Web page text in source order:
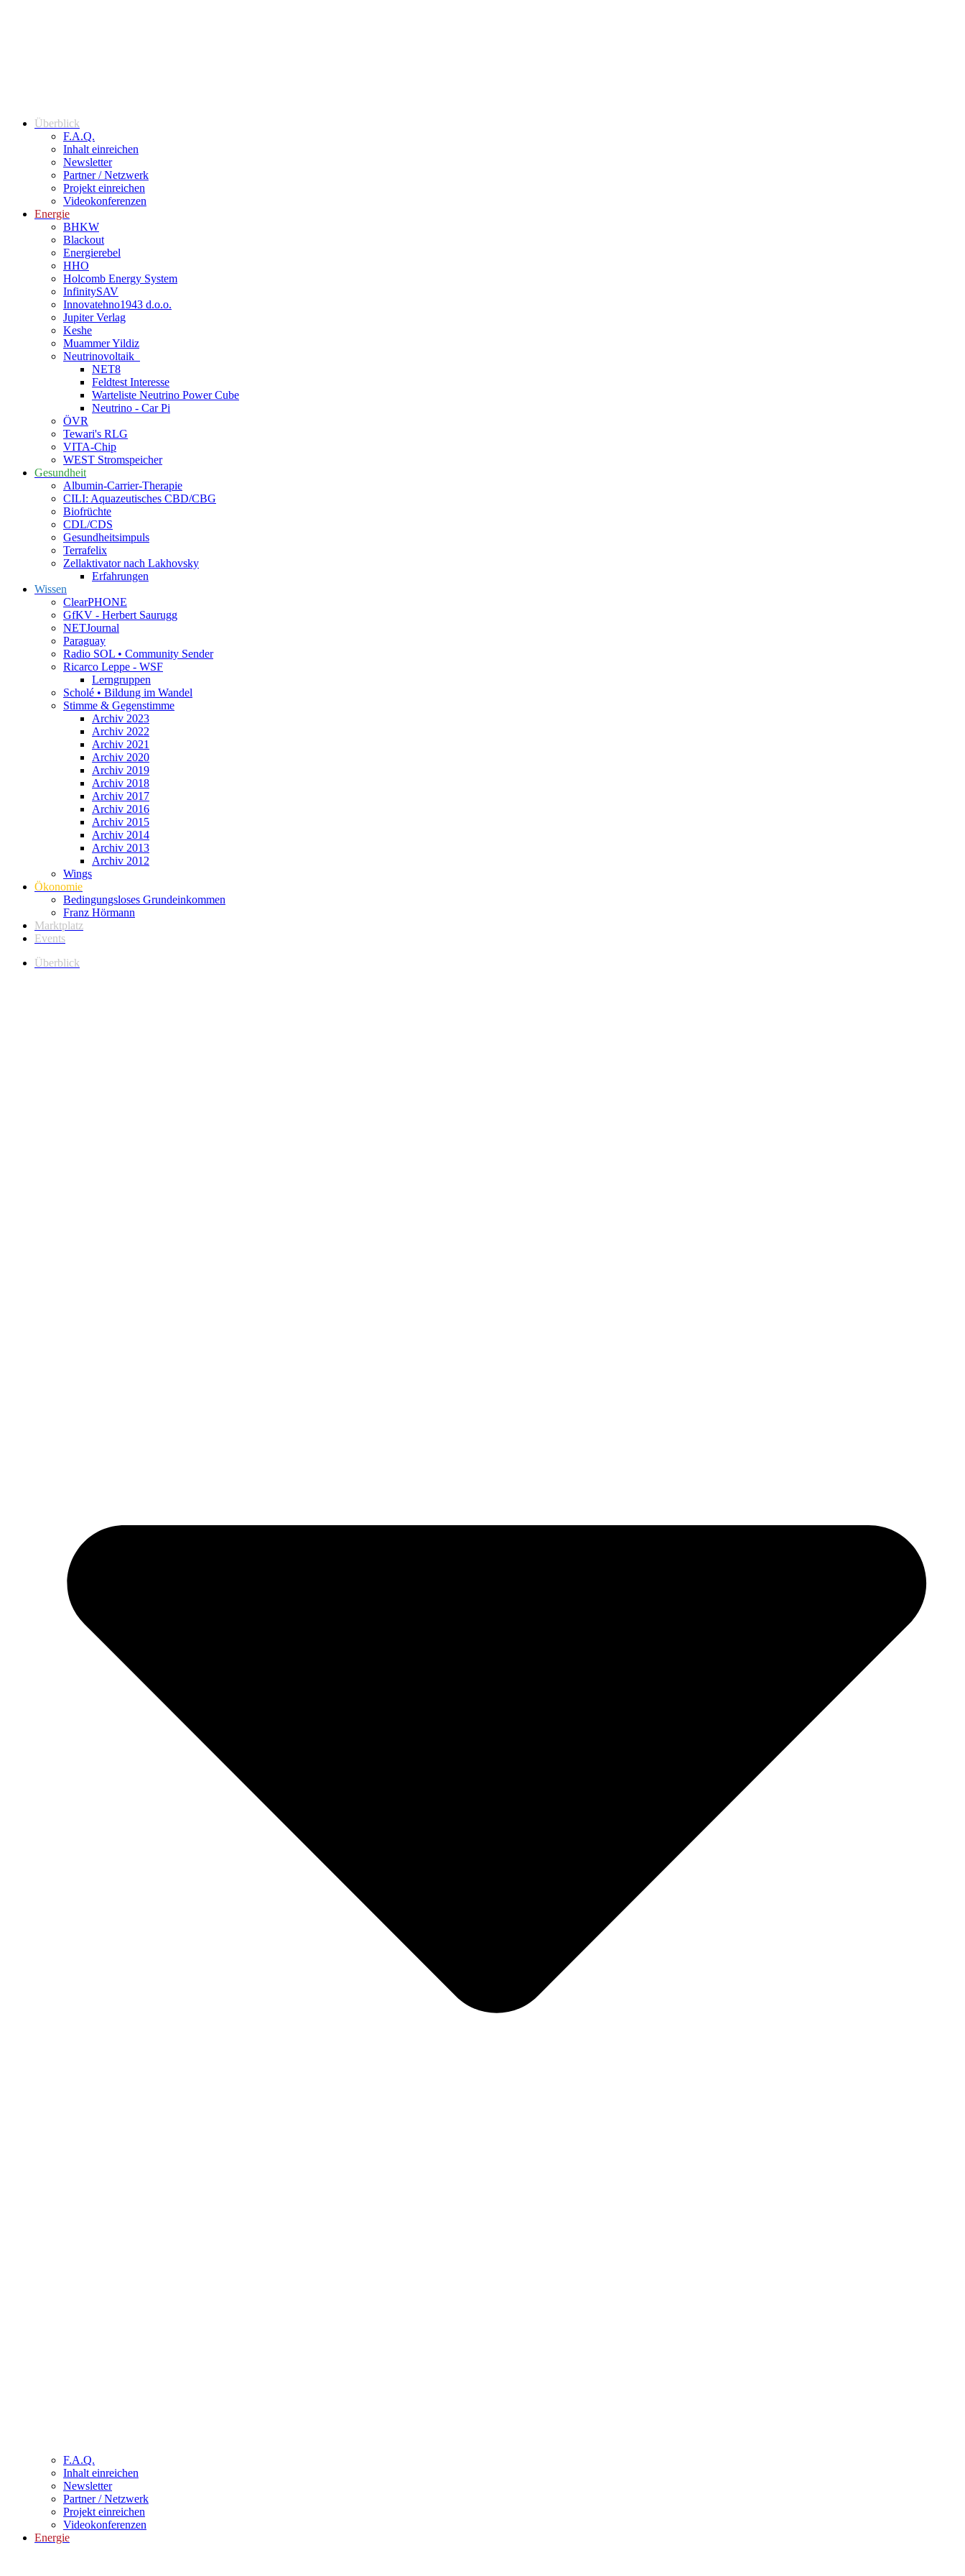
Überblick
F.A.Q.
Inhalt einreichen
Newsletter
Partner / Netzwerk
Projekt einreichen
Videokonferenzen
Energie
BHKW
Blackout
Energierebel
HHO
Holcomb Energy System
InfinitySAV
Innovatehno1943 d.o.o.
Jupiter Verlag
Keshe
Muammer Yildiz
Neutrinovoltaik
NET8
Feldtest Interesse
Warteliste Neutrino Power Cube
Neutrino - Car Pi
ÖVR
Tewari's RLG
VITA-Chip
WEST Stromspeicher
Gesundheit
Albumin-Carrier-Therapie
CILI: Aquazeutisches CBD/CBG
Biofrüchte
CDL/CDS
Gesundheitsimpuls
Terrafelix
Zellaktivator nach Lakhovsky
Erfahrungen
Wissen
ClearPHONE
GfKV - Herbert Saurugg
NETJournal
Paraguay
Radio SOL • Community Sender
Ricarco Leppe - WSF
Lerngruppen
Scholé • Bildung im Wandel
Stimme & Gegenstimme
Archiv 2023
Archiv 2022
Archiv 2021
Archiv 2020
Archiv 2019
Archiv 2018
Archiv 2017
Archiv 2016
Archiv 2015
Archiv 2014
Archiv 2013
Archiv 2012
Wings
Ökonomie
Bedingungsloses Grundeinkommen
Franz Hörmann
Marktplatz
Events
Überblick
F.A.Q.
Inhalt einreichen
Newsletter
Partner / Netzwerk
Projekt einreichen
Videokonferenzen
Energie